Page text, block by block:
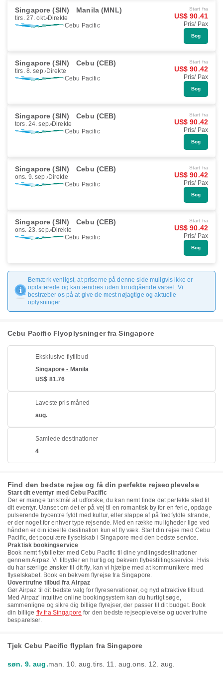
Singapore (SIN) Manila (MNL)
tirs. 27. okt. Direkte
Cebu Pacific
Start fra
US$ 90.41
Pris/ Pax
Bog
Singapore (SIN) Cebu (CEB)
tirs. 8. sep. Direkte
Cebu Pacific
Start fra
US$ 90.42
Pris/ Pax
Bog
Singapore (SIN) Cebu (CEB)
tors. 24. sep. Direkte
Cebu Pacific
Start fra
US$ 90.42
Pris/ Pax
Bog
Singapore (SIN) Cebu (CEB)
ons. 9. sep. Direkte
Cebu Pacific
Start fra
US$ 90.42
Pris/ Pax
Bog
Singapore (SIN) Cebu (CEB)
ons. 23. sep. Direkte
Cebu Pacific
Start fra
US$ 90.42
Pris/ Pax
Bog
Bemærk venligst, at priserne på denne side muligvis ikke er
opdaterede og kan ændres uden forudgående varsel. Vi
bestræber os på at give de mest nøjagtige og aktuelle
oplysninger.
Cebu Pacific Flyoplysninger fra Singapore
Eksklusive flytilbud
Singapore - Manila
US$ 81.76
Laveste pris måned
aug.
Samlede destinationer
4
Find den bedste rejse og få din perfekte rejseoplevelse
Start dit eventyr med Cebu Pacific
Der er mange turistmål at udforske, du kan nemt finde det perfekte sted til
dit eventyr. Uanset om det er på vej til en romantisk by for en ferie, opdage
pulserende bycentre fyldt med kultur, eller slappe af på fredfyldte strande,
er der noget for enhver type rejsende. Med en række muligheder lige ved
hånden er din ideelle destination kun et fly væk. Start din rejse med Cebu
Pacific, det populære flyselskab i Singapore med den bedste service.
Praktisk bookingservice
Book nemt flybilletter med Cebu Pacific til dine yndlingsdestinationer
gennem Airpaz. Vi tilbyder en hurtig og bekvem flybestillingsservice. Hvis
du har særlige ønsker til dit fly, kan vi hjælpe med at kommunikere med
flyselskabet. Book en bekvem flyrejse fra Singapore.
Uovertrufne tilbud fra Airpaz
Gør Airpaz til dit bedste valg for flyreservationer, og nyd attraktive tilbud.
Med Airpaz' intuitive online bookingsystem kan du hurtigt søge,
sammenligne og sikre dig billige flyrejser, der passer til dit budget. Book
din billige fly fra Singapore for den bedste rejseoplevelse og uovertrufne
besparelser.
Tjek Cebu Pacific flyplan fra Singapore
søn. 9. aug.man. 10. aug. tirs. 11. aug.ons. 12. aug.